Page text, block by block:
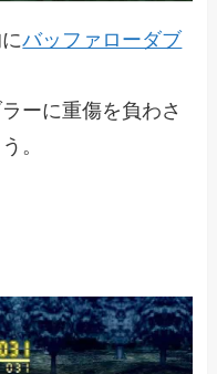
バッファローダブ
ーに重傷を負わさ
。